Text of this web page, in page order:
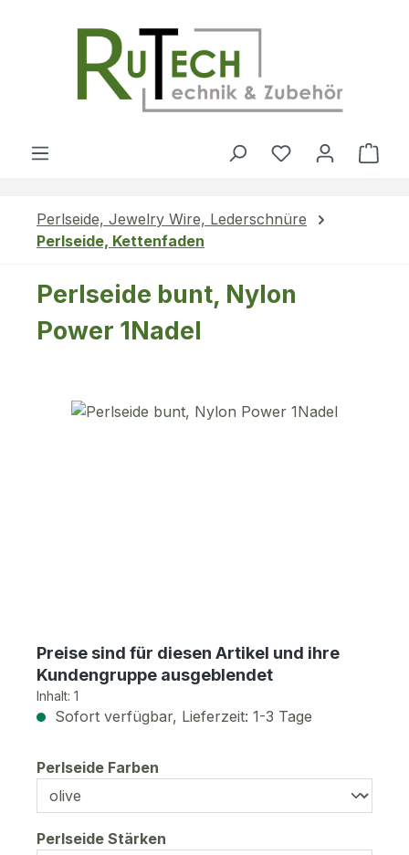
Du hast 0
Perlseide, Jewelry Wire, Lederschnüre
Perlseide, Kettenfaden
Perlseide bunt, Nylon
Power 1Nadel
Bildergalerie überspringen
Preise sind für diesen Artikel und ihre
Kundengruppe ausgeblendet
Inhalt: 1
Sofort verfügbar, Lieferzeit: 1-3 Tage
Perlseide Farben
Perlseide Stärken